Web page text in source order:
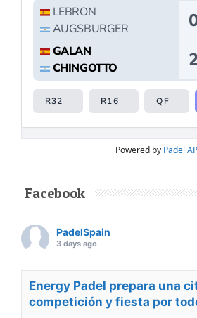
Powered by Padel
Facebook
PadelSpain
3 days ago
Energy Padel prepara una
competición y fiesta por